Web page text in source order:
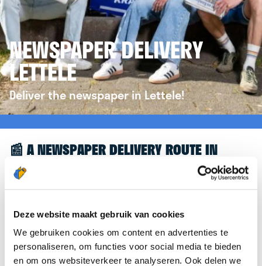
Deze website maakt gebruik van cookies
We gebruiken cookies om content en advertenties te
personaliseren, om functies voor social media te bieden
en om ons websiteverkeer te analyseren. Ook delen we
NEWSPAPER DELIVERY
LETTELE
Deliver the newspaper in Lettele!
📰 A NEWSPAPER DELIVERY ROUTE IN
LETTELE
Great to see you're interested in a newspaper
like to refer you to thekrantenbezorgen.nl
website. There, you can easily sign up to deliver
newspapers in Lettele.